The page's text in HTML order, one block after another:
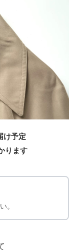
け予定
ります
。